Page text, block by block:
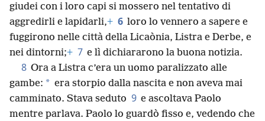
giudei con i loro capi si mossero nel tentativo di
aggredirli e lapidarli,+ 6 loro lo vennero a sapere e
fuggirono nelle città della Licaònia, Listra e Derbe, e
nei dintorni;+ 7 e lì dichiararono la buona notizia.
8 Ora a Listra c’era un uomo paralizzato alle
gambe: * era storpio dalla nascita e non aveva mai
camminato. Stava seduto 9 e ascoltava Paolo
mentre parlava. Paolo lo guardò fisso e, vedendo che